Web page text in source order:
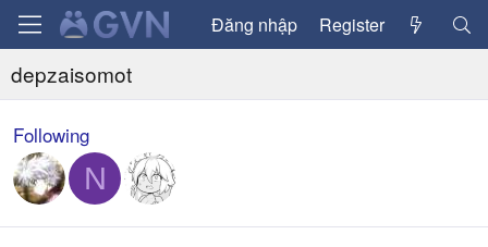
Đăng nhập Register
depzaisomot
Following
N